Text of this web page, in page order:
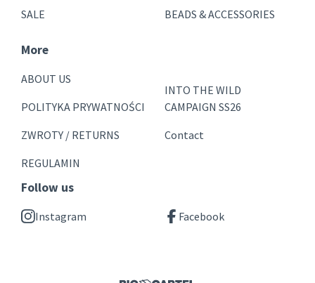
SALE
BEADS & ACCESSORIES
More
ABOUT US
POLITYKA PRYWATNOŚCI
ZWROTY / RETURNS
REGULAMIN
INTO THE WILD
CAMPAIGN SS26
Contact
Follow us
Instagram Facebook